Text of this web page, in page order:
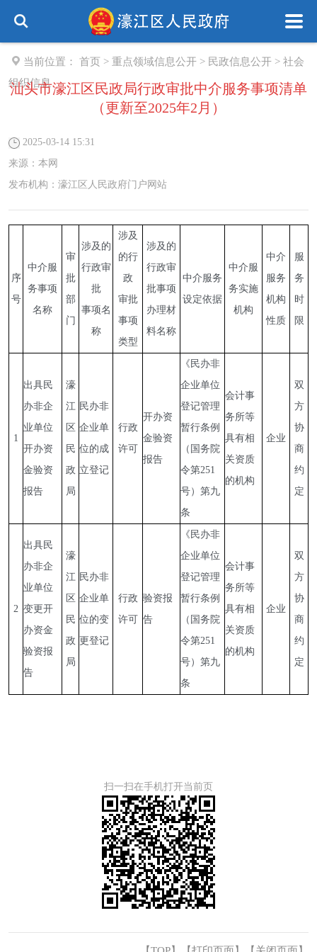
当前位置： 首页 > 重点领域信息公开 > 民政信息公开 > 社会
组织信息
汕头市濠江区民政局行政审批中介服务事项清单
（更新至2025年2月）
2025-03-14 15:31
来源： 本网
发布机构： 濠江区人民政府门户网站
序
号
中介服
务事项
名称
审
批
部
门
涉及的
行政审
批
事项名
称
涉及
的行
政
审批
事项
类型
涉及的
行政审
批事项
办理材
料名称
中介服务
设定依据
中介服
务实施
机构
中介
服务
机构
性质
服
务
时
限
1
出具民
办非企
业单位
开办资
金验资
报告
濠
江
区
民
政
局
民办非
企业单
位的成
立登记
行政
许可
开办资
金验资
报告
《民办非
企业单位
登记管理
暂行条例
（国务院
令第251
号）第九
条
会计事
务所等
具有相
关资质
的机构
企业
双
方
协
商
约
定
2
出具民
办非企
业单位
变更开
办资金
验资报
告
濠
江
区
民
政
局
民办非
企业单
位的变
更登记
行政
许可
验资报
告
《民办非
企业单位
登记管理
暂行条例
（国务院
令第251
号）第九
条
会计事
务所等
具有相
关资质
的机构
企业
双
方
协
商
约
定
扫一扫在手机打开当前页